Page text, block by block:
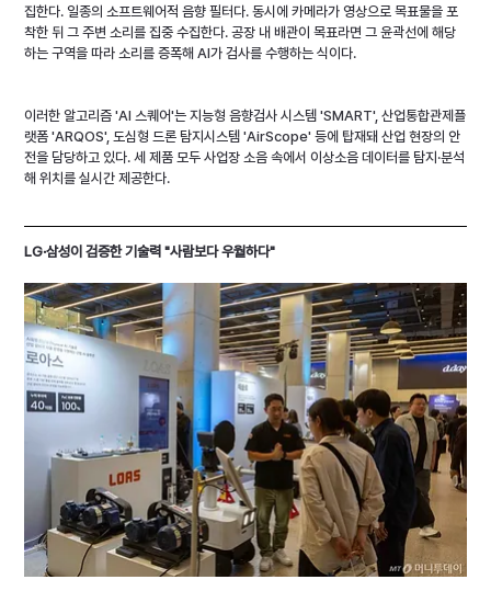
집한다. 일종의 소프트웨어적 음향 필터다. 동시에 카메라가 영상으로 목표물을 포
착한 뒤 그 주변 소리를 집중 수집한다. 공장 내 배관이 목표라면 그 윤곽선에 해당
하는 구역을 따라 소리를 증폭해 AI가 검사를 수행하는 식이다.
이러한 알고리즘 'AI 스퀘어'는 지능형 음향검사 시스템 'SMART', 산업통합관제플
랫폼 'ARQOS', 도심형 드론 탐지시스템 'AirScope' 등에 탑재돼 산업 현장의 안
전을 담당하고 있다. 세 제품 모두 사업장 소음 속에서 이상소음 데이터를 탐지·분석
해 위치를 실시간 제공한다.
LG·삼성이 검증한 기술력 "사람보다 우월하다"